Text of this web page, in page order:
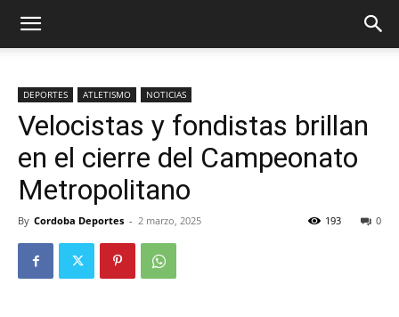
DEPORTES ATLETISMO NOTICIAS
Velocistas y fondistas brillan
en el cierre del Campeonato
Metropolitano
By Cordoba Deportes - 2 marzo, 2025 0
193